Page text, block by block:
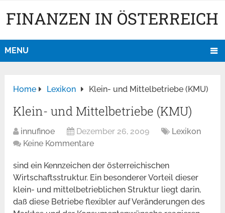
FINANZEN IN ÖSTERREICH
MENU
Home Lexikon Klein- und Mittelbetriebe (KMU)
Klein- und Mittelbetriebe (KMU)
innufinoe Dezember 26, 2009
Lexikon
Keine Kommentare
sind ein Kennzeichen der österreichischen
Wirtschaftsstruktur. Ein besonderer Vorteil dieser
klein- und mittelbetrieblichen Struktur liegt darin,
daß diese Betriebe flexibler auf Veränderungen des